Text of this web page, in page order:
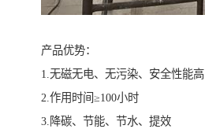
产品优势：
1.无磁无电、无污染、安全性能高
2.作用时间≥100小时
3.降碳、节能、节水、提效